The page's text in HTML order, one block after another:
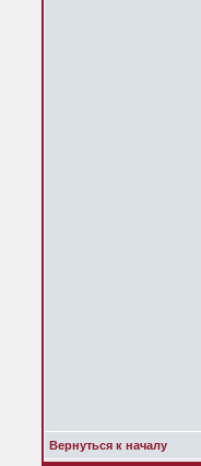
Вернуться к началу